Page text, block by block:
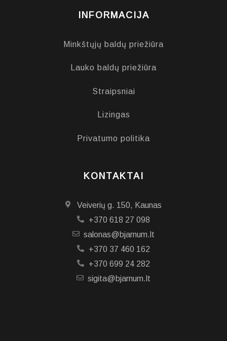
INFORMACIJA
Minkštųjų baldų priežiūra
Lauko baldų priežiūra
Straipsniai
Lizingas
Privatumo politika
KONTAKTAI
Veiverių g. 150, Kaunas
+370 618 27 098
salonas@bjarnum.lt
+370 37 460 162
+370 699 24 282
sigita@bjarnum.lt